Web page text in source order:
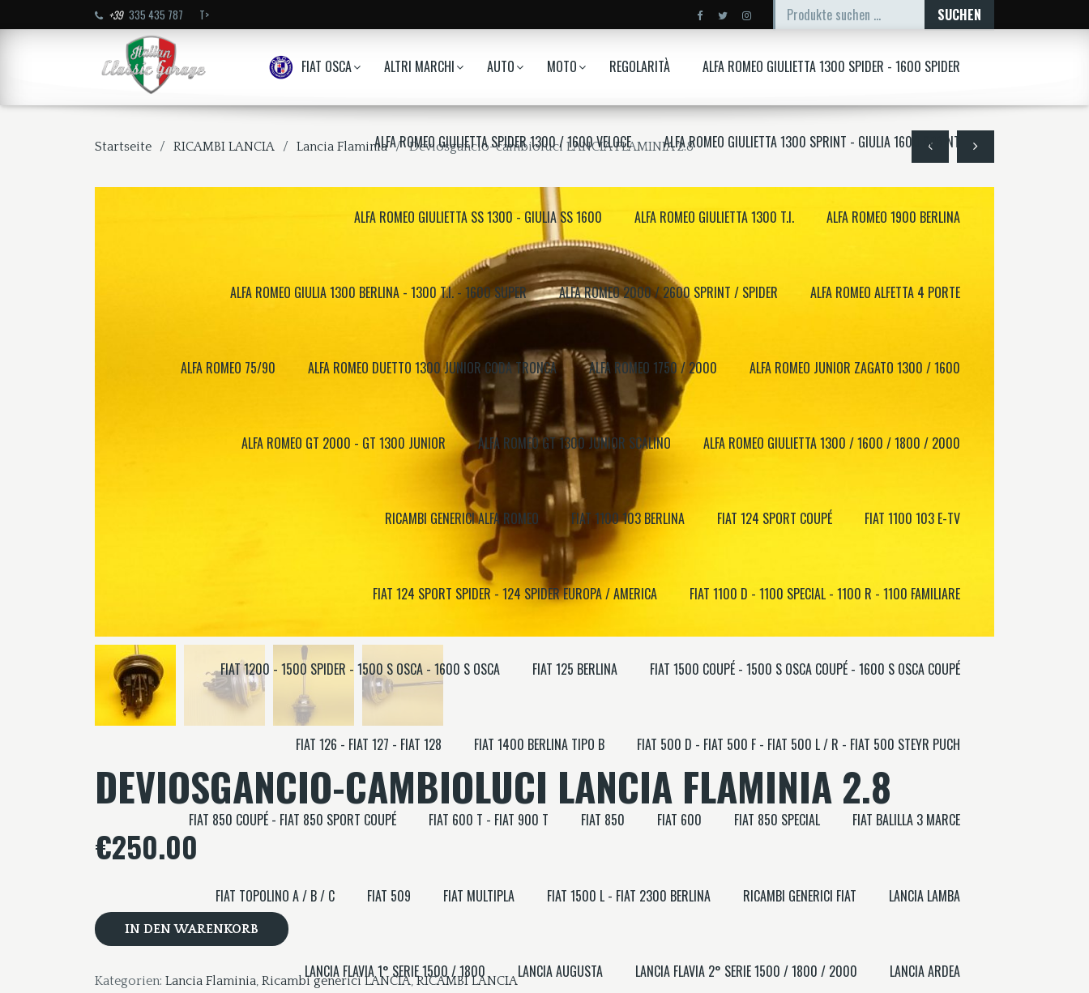
+39 335 435 787 T>
SUCHE
NACH:
SUCHEN
FIAT OSCA ALTRI MARCHI AUTO MOTO REGOLARITÀ ALFA ROMEO GIULIETTA 1300 SPIDER - 1600 SPIDER
ALFA ROMEO GIULIETTA SPIDER 1300 / 1600 VELOCE ALFA ROMEO GIULIETTA 1300 SPRINT - GIULIA 1600 SPRINT
ALFA ROMEO GIULIETTA SS 1300 - GIULIA SS 1600 ALFA ROMEO GIULIETTA 1300 T.I. ALFA ROMEO 1900 BERLINA
ALFA ROMEO GIULIA 1300 BERLINA - 1300 T.I. - 1600 SUPER ALFA ROMEO 2000 / 2600 SPRINT / SPIDER ALFA ROMEO ALFETTA 4 PORTE
ALFA ROMEO 75/90 ALFA ROMEO DUETTO 1300 JUNIOR CODA TRONCA ALFA ROMEO 1750 / 2000 ALFA ROMEO JUNIOR ZAGATO 1300 / 1600
ALFA ROMEO GT 2000 - GT 1300 JUNIOR ALFA ROMEO GT 1300 JUNIOR SCALINO ALFA ROMEO GIULIETTA 1300 / 1600 / 1800 / 2000
RICAMBI GENERICI ALFA ROMEO FIAT 1100 103 BERLINA FIAT 124 SPORT COUPÉ FIAT 1100 103 E-TV
FIAT 124 SPORT SPIDER - 124 SPIDER EUROPA / AMERICA FIAT 1100 D - 1100 SPECIAL - 1100 R - 1100 FAMILIARE
FIAT 1200 - 1500 SPIDER - 1500 S OSCA - 1600 S OSCA FIAT 125 BERLINA FIAT 1500 COUPÉ - 1500 S OSCA COUPÉ - 1600 S OSCA COUPÉ
FIAT 126 - FIAT 127 - FIAT 128 FIAT 1400 BERLINA TIPO B FIAT 500 D - FIAT 500 F - FIAT 500 L / R - FIAT 500 STEYR PUCH
FIAT 850 COUPÉ - FIAT 850 SPORT COUPÉ FIAT 600 T - FIAT 900 T FIAT 850 FIAT 600 FIAT 850 SPECIAL FIAT BALILLA 3 MARCE
FIAT TOPOLINO A / B / C FIAT 509 FIAT MULTIPLA FIAT 1500 L - FIAT 2300 BERLINA RICAMBI GENERICI FIAT LANCIA LAMBA
LANCIA FLAVIA 1° SERIE 1500 / 1800 LANCIA AUGUSTA LANCIA FLAVIA 2° SERIE 1500 / 1800 / 2000 LANCIA ARDEA
Startseite RICAMBI LANCIA Lancia Flaminia Deviosgancio-cambioluci LANCIA FLAMINIA 2.8
DEVIOSGANCIO-CAMBIOLUCI LANCIA FLAMINIA 2.8
€250.00
cambioluci
LANCIA
2.8
IN DEN WARENKORB
Kategorien: Lancia Flaminia, Ricambi generici LANCIA,RICAMBI LANCIA